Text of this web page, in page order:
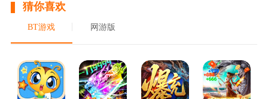
猜你喜欢
BT游戏 网游版